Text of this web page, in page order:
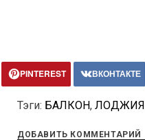
PINTEREST ВКОНТАКТЕ
Тэги: БАЛКОН, ЛОДЖИЯ
ДОБАВИТЬ КОММЕНТАРИЙ